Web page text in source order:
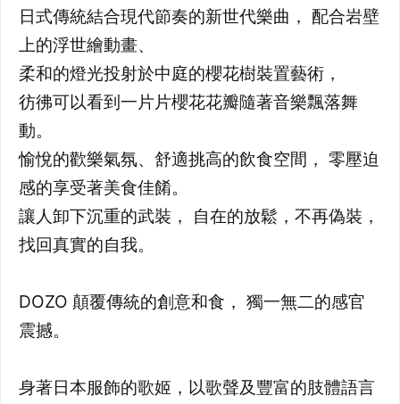
日式傳統結合現代節奏的新世代樂曲， 配合岩壁
上的浮世繪動畫、
柔和的燈光投射於中庭的櫻花樹裝置藝術，
彷彿可以看到一片片櫻花花瓣隨著音樂飄落舞
動。
愉悅的歡樂氣氛、舒適挑高的飲食空間， 零壓迫
感的享受著美食佳餚。
讓人卸下沉重的武裝， 自在的放鬆，不再偽裝，
找回真實的自我。
DOZO 顛覆傳統的創意和食， 獨一無二的感官
震撼。
身著日本服飾的歌姬，以歌聲及豐富的肢體語言